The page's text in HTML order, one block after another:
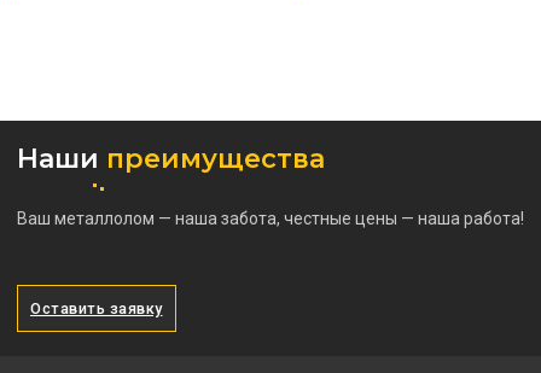
Наши преимущества
Ваш металлолом — наша забота, честные цены — наша работа!
Оставить заявку